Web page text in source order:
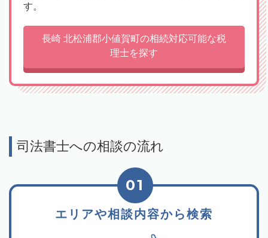
す。
長崎 北松浦郡小値賀町の相続対応可能な税
理士を探す
司法書士への相談の流れ
エリアや相談内容から検索
01